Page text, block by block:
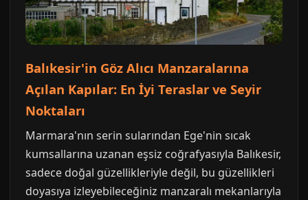
Balıkesir'in Göz Alıcı Manzaralarına
Açılan Kapılar: En İyi Teraslar ve Seyir
Noktaları
Marmara'nın serin sularından Ege'nin sıcak
kumsallarına uzanan eşsiz coğrafyasıyla Balıkesir,
sadece doğal güzellikleriyle değil, bu güzellikleri
doyasıya izleyebileceğiniz manzaralı mekanlarıyla